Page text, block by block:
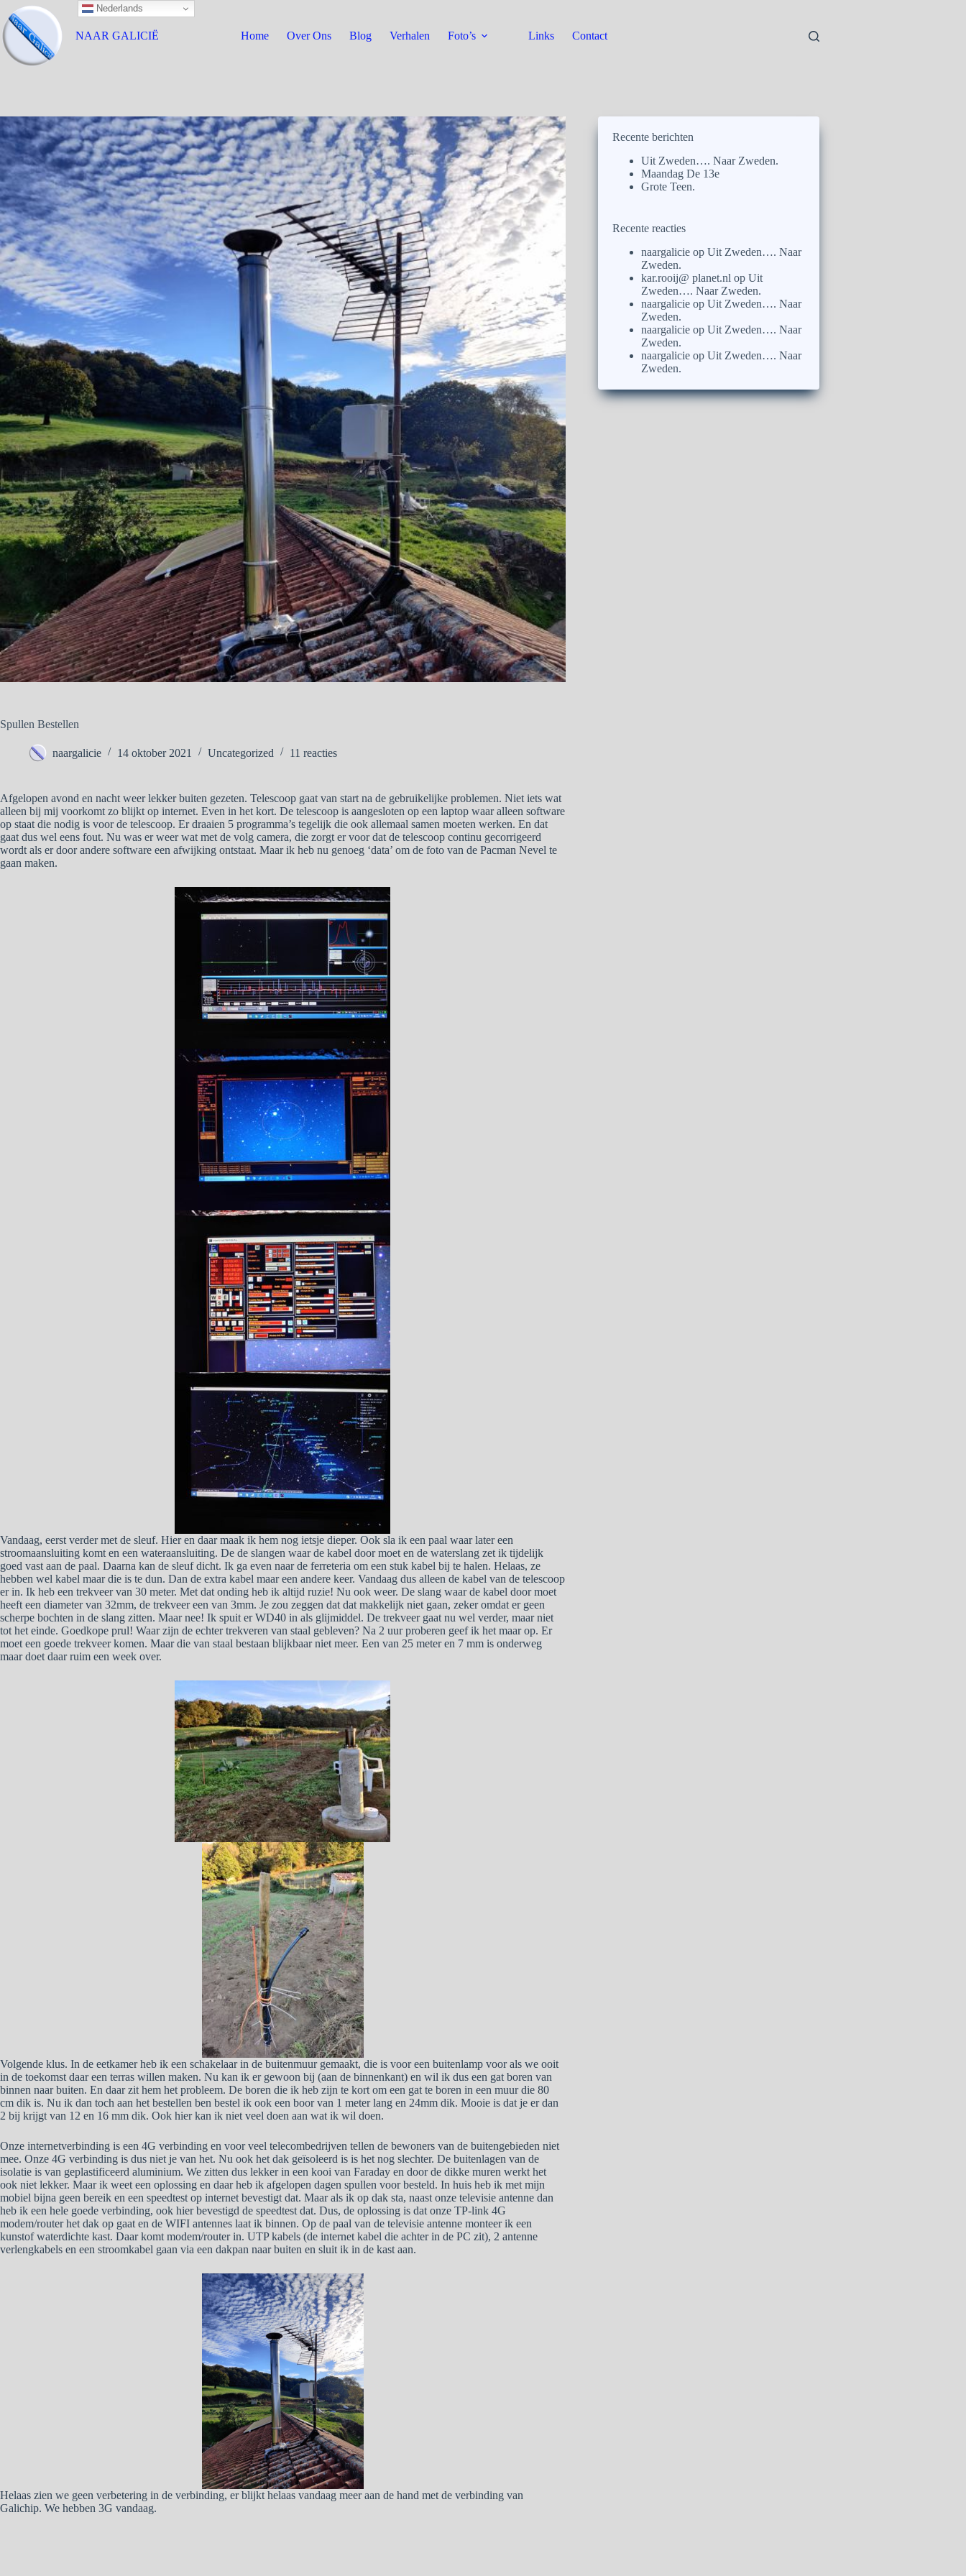
NAAR GALICIË Home Over Ons Blog Verhalen Foto’s Links Contact
Spullen Bestellen
naargalicie 14 oktober 2021 Uncategorized 11 reacties
Afgelopen avond en nacht weer lekker buiten gezeten. Telescoop gaat van start na de gebruikelijke problemen. Niet iets wat
alleen bij mij voorkomt zo blijkt op internet. Even in het kort. De telescoop is aangesloten op een laptop waar alleen software
op staat die nodig is voor de telescoop. Er draaien 5 programma’s tegelijk die ook allemaal samen moeten werken. En dat
gaat dus wel eens fout. Nu was er weer wat met de volg camera, die zorgt er voor dat de telescoop continu gecorrigeerd
wordt als er door andere software een afwijking ontstaat. Maar ik heb nu genoeg ‘data’ om de foto van de Pacman Nevel te
gaan maken.
Vandaag, eerst verder met de sleuf. Hier en daar maak ik hem nog ietsje dieper. Ook sla ik een paal waar later een
stroomaansluiting komt en een wateraansluiting. De de slangen waar de kabel door moet en de waterslang zet ik tijdelijk
goed vast aan de paal. Daarna kan de sleuf dicht. Ik ga even naar de ferreteria om een stuk kabel bij te halen. Helaas, ze
hebben wel kabel maar die is te dun. Dan de extra kabel maar een andere keer. Vandaag dus alleen de kabel van de telescoop
er in. Ik heb een trekveer van 30 meter. Met dat onding heb ik altijd ruzie! Nu ook weer. De slang waar de kabel door moet
heeft een diameter van 32mm, de trekveer een van 3mm. Je zou zeggen dat dat makkelijk niet gaan, zeker omdat er geen
scherpe bochten in de slang zitten. Maar nee! Ik spuit er WD40 in als glijmiddel. De trekveer gaat nu wel verder, maar niet
tot het einde. Goedkope prul! Waar zijn de echter trekveren van staal gebleven? Na 2 uur proberen geef ik het maar op. Er
moet een goede trekveer komen. Maar die van staal bestaan blijkbaar niet meer. Een van 25 meter en 7 mm is onderweg
maar doet daar ruim een week over.
Volgende klus. In de eetkamer heb ik een schakelaar in de buitenmuur gemaakt, die is voor een buitenlamp voor als we ooit
in de toekomst daar een terras willen maken. Nu kan ik er gewoon bij (aan de binnenkant) en wil ik dus een gat boren van
binnen naar buiten. En daar zit hem het probleem. De boren die ik heb zijn te kort om een gat te boren in een muur die 80
cm dik is. Nu ik dan toch aan het bestellen ben bestel ik ook een boor van 1 meter lang en 24mm dik. Mooie is dat je er dan
2 bij krijgt van 12 en 16 mm dik. Ook hier kan ik niet veel doen aan wat ik wil doen.
Onze internetverbinding is een 4G verbinding en voor veel telecombedrijven tellen de bewoners van de buitengebieden niet
mee. Onze 4G verbinding is dus niet je van het. Nu ook het dak geïsoleerd is is het nog slechter. De buitenlagen van de
isolatie is van geplastificeerd aluminium. We zitten dus lekker in een kooi van Faraday en door de dikke muren werkt het
ook niet lekker. Maar ik weet een oplossing en daar heb ik afgelopen dagen spullen voor besteld. In huis heb ik met mijn
mobiel bijna geen bereik en een speedtest op internet bevestigt dat. Maar als ik op dak sta, naast onze televisie antenne dan
heb ik een hele goede verbinding, ook hier bevestigd de speedtest dat. Dus, de oplossing is dat onze TP-link 4G
modem/router het dak op gaat en de WIFI antennes laat ik binnen. Op de paal van de televisie antenne monteer ik een
kunstof waterdichte kast. Daar komt modem/router in. UTP kabels (de internet kabel die achter in de PC zit), 2 antenne
verlengkabels en een stroomkabel gaan via een dakpan naar buiten en sluit ik in de kast aan.
Helaas zien we geen verbetering in de verbinding, er blijkt helaas vandaag meer aan de hand met de verbinding van
Galichip. We hebben 3G vandaag.
Recente berichten
Uit Zweden…. Naar Zweden.
Maandag De 13e
Grote Teen.
Recente reacties
naargalicie opUit Zweden…. Naar
Zweden.
kar.rooij@ planet.nl opUit
Zweden…. Naar Zweden.
naargalicie opUit Zweden…. Naar
Zweden.
naargalicie opUit Zweden…. Naar
Zweden.
naargalicie opUit Zweden…. Naar
Zweden.
Nederlands